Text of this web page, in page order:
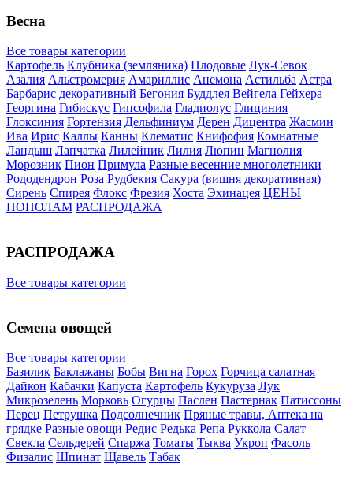
Весна
Все товары категории
Картофель Клубника (земляника) Плодовые Лук-Севок
Азалия Альстромерия Амариллис Анемона Астильба Астра
Барбарис декоративный Бегония Буддлея Вейгела Гейхера
Георгина Гибискус Гипсофила Гладиолус Глициния
Глоксиния Гортензия Дельфиниум Дерен Дицентра Жасмин
Ива Ирис Каллы Канны Клематис Книфофия Комнатные
Ландыш Лапчатка Лилейник Лилия Люпин Магнолия
Морозник Пион Примула Разные весенние многолетники
Рододендрон Роза Рудбекия Сакура (вишня декоративная)
Сирень Спирея Флокс Фрезия Хоста Эхинацея ЦЕНЫ
ПОПОЛАМ РАСПРОДАЖА
РАСПРОДАЖА
Все товары категории
Семена овощей
Все товары категории
Базилик Баклажаны Бобы Вигна Горох Горчица салатная
Дайкон Кабачки Капуста Картофель Кукуруза Лук
Микрозелень Морковь Огурцы Паслен Пастернак Патиссоны
Перец Петрушка Подсолнечник Пряные травы, Аптека на
грядке Разные овощи Редис Редька Репа Руккола Салат
Свекла Сельдерей Спаржа Томаты Тыква Укроп Фасоль
Физалис Шпинат Щавель Табак